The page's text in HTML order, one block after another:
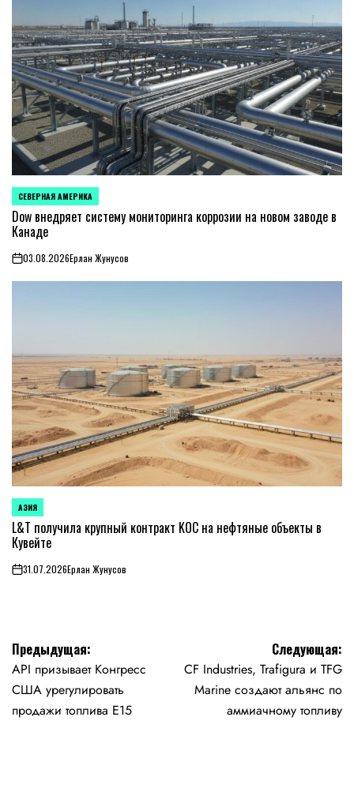
ОПУБЛИКОВАНО
В
СЕВЕРНАЯ АМЕРИКА
Dow внедряет систему мониторинга коррозии на новом заводе в
Канаде
on03.08.2026Ерлан Жунусов
ОПУБЛИКОВАНО
В
АЗИЯ
L&T получила крупный контракт KOC на нефтяные объекты в
Кувейте
on31.07.2026Ерлан Жунусов
Навигация
по
записям
Предыдущая:
API призывает Конгресс
США урегулировать
продажи топлива E15
Следующая:
CF Industries, Trafigura и TFG
Marine создают альянс по
аммиачному топливу